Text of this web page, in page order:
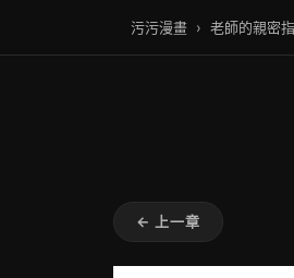
污污漫畫 › 老師的親密
← 上一章